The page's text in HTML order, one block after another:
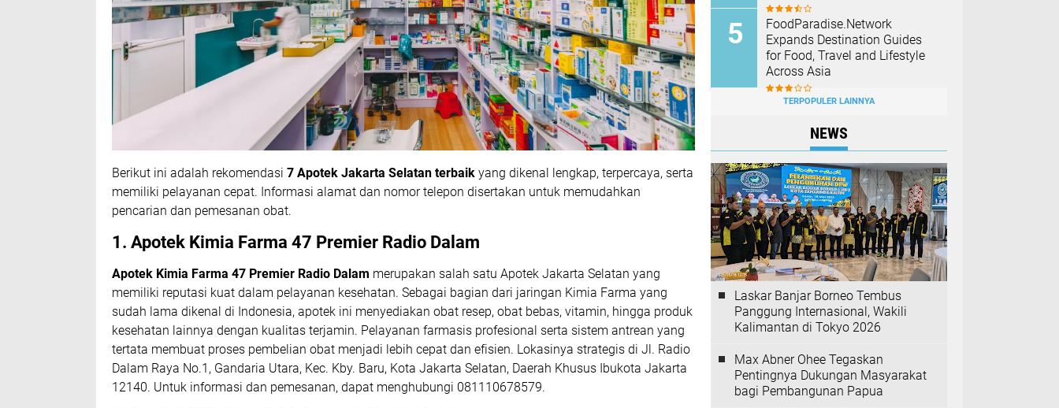
Berikut ini adalah rekomendasi 7 Apotek Jakarta Selatan terbaik yang dikenal lengkap, terpercaya, serta
memiliki pelayanan cepat. Informasi alamat dan nomor telepon disertakan untuk memudahkan
pencarian dan pemesanan obat.
1. Apotek Kimia Farma 47 Premier Radio Dalam
Apotek Kimia Farma 47 Premier Radio Dalam merupakan salah satu Apotek Jakarta Selatan yang
memiliki reputasi kuat dalam pelayanan kesehatan. Sebagai bagian dari jaringan Kimia Farma yang
sudah lama dikenal di Indonesia, apotek ini menyediakan obat resep, obat bebas, vitamin, hingga produk
kesehatan lainnya dengan kualitas terjamin. Pelayanan farmasis profesional serta sistem antrean yang
tertata membuat proses pembelian obat menjadi lebih cepat dan efisien. Lokasinya strategis di Jl. Radio
Dalam Raya No.1, Gandaria Utara, Kec. Kby. Baru, Kota Jakarta Selatan, Daerah Khusus Ibukota Jakarta
12140. Untuk informasi dan pemesanan, dapat menghubungi 081110678579.
FoodParadise.Network
Expands Destination Guides
for Food, Travel and Lifestyle
Across Asia
TERPOPULER LAINNYA
NEWS
Laskar Banjar Borneo Tembus
Panggung Internasional, Wakili
Kalimantan di Tokyo 2026
Max Abner Ohee Tegaskan
Pentingnya Dukungan Masyarakat
bagi Pembangunan Papua